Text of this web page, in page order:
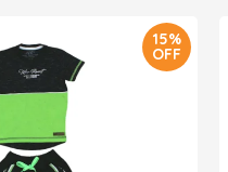
15%
OFF